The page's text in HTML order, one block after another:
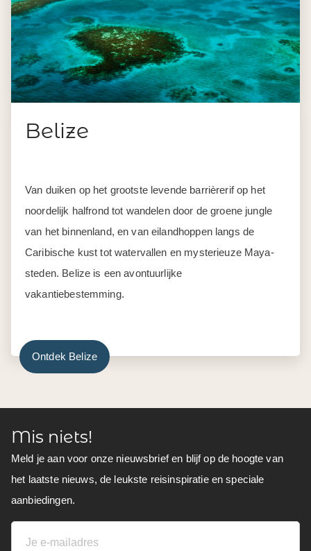
Belize
Van duiken op het grootste levende barrièrerif op het
noordelijk halfrond tot wandelen door de groene jungle
van het binnenland, en van eilandhoppen langs de
Caribische kust tot watervallen en mysterieuze Maya-
steden. Belize is een avontuurlijke
vakantiebestemming.
Ontdek Belize
Mis niets!
Meld je aan voor onze nieuwsbrief en blijf op de hoogte van
het laatste nieuws, de leukste reisinspiratie en speciale
aanbiedingen.